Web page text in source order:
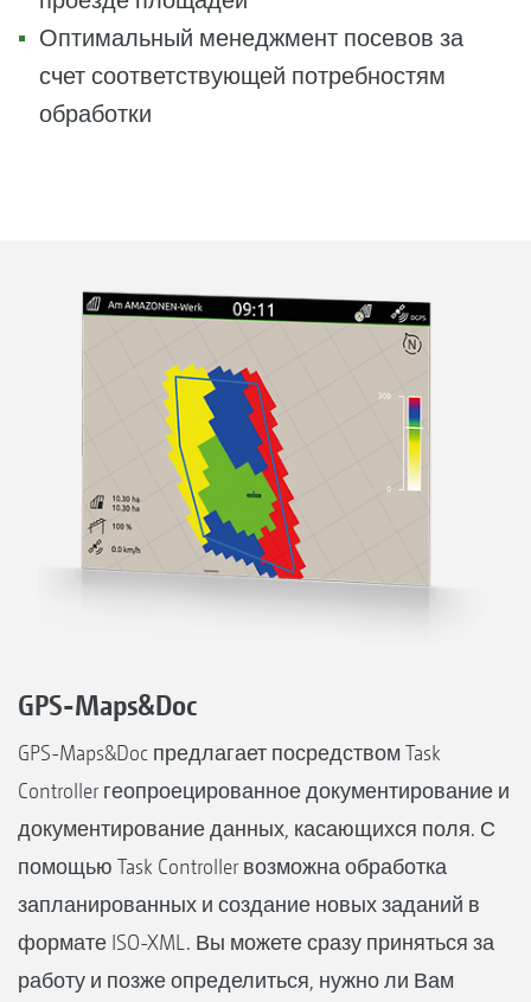
Оптимальный менеджмент посевов за
счет соответствующей потребностям
обработки
GPS-Maps&Doc
GPS-Maps&Doc предлагает посредством Task
Controller геопроецированное документирование и
документирование данных, касающихся поля. С
помощью Task Controller возможна обработка
запланированных и создание новых заданий в
формате ISO-XML. Вы можете сразу приняться за
работу и позже определиться, нужно ли Вам